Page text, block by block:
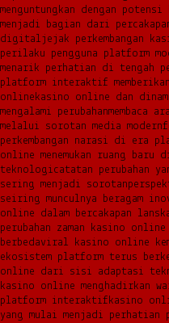
menguntungkan dengan
menjadi bagian dari
digitaljejak perkembangan
perilaku pengguna platform
menarik perhatian di tengah
platform interaktif
online kasino online dan
mengalami perubahanmembaca
melalui sorotan media modern
perkembangan narasi di era
online menemukan ruang baru
teknologicatatan perubahan
sering menjadi sorotan
seiring munculnya beragam
online dalam bercakapan
perubahan zaman kasino
berbedaviral kasino online
ekosistem platform terus
online dari sisi adaptasi
kasino online menghadirkan
platform interaktif kasino
yang mulai menjadi perhatian